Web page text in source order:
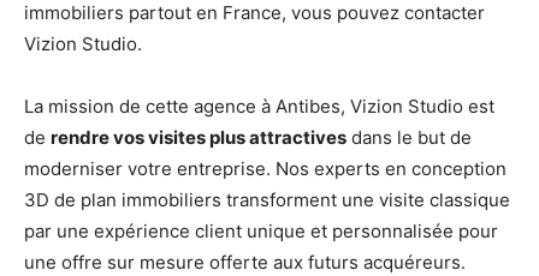
immobiliers partout en France, vous pouvez contacter
Vizion Studio.
La mission de cette agence à Antibes, Vizion Studio est
de rendre vos visites plus attractives dans le but de
moderniser votre entreprise. Nos experts en conception
3D de plan immobiliers transforment une visite classique
par une expérience client unique et personnalisée pour
une offre sur mesure offerte aux futurs acquéreurs.